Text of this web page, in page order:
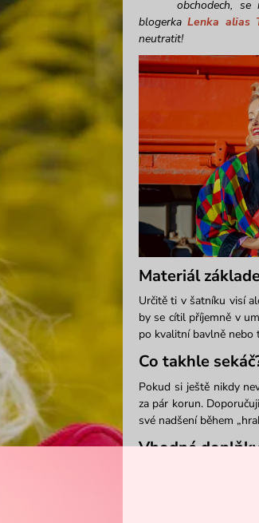
obchodech,
blogerkaLenka alias
neutratit!
Materiál
Určitě ti v šatníku visí
by se cítil příjemně v
po kvalitní bavlně nebo
Co takhle
Pokud si ještě nikdy
za pár korun.
své nadšení během
Vhodné
Ani obyčejné rifle a
Právě ony totiž outfit